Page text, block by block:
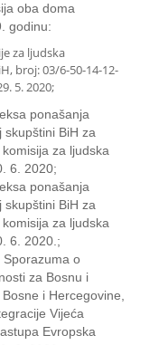
oba doma
godinu:
za ljudska
broj: 03/6-50-14-12-
5. 2020;
ponašanja
BiH za
za ljudska
6. 2020;
ponašanja
BiH za
za ljudska
6. 2020.;
Sporazuma o
za Bosnu i
i Hercegovine,
Vijeća
Evropska